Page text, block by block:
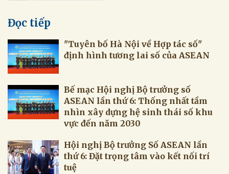
Đọc tiếp
"Tuyên bố Hà Nội về Hợp tác số"
định hình tương lai số của ASEAN
Bế mạc Hội nghị Bộ trưởng số
ASEAN lần thứ 6: Thống nhất tầm
nhìn xây dựng hệ sinh thái số khu
vực đến năm 2030
Hội nghị Bộ trưởng Số ASEAN lần
thứ 6: Đặt trọng tâm vào kết nối trí
tuệ